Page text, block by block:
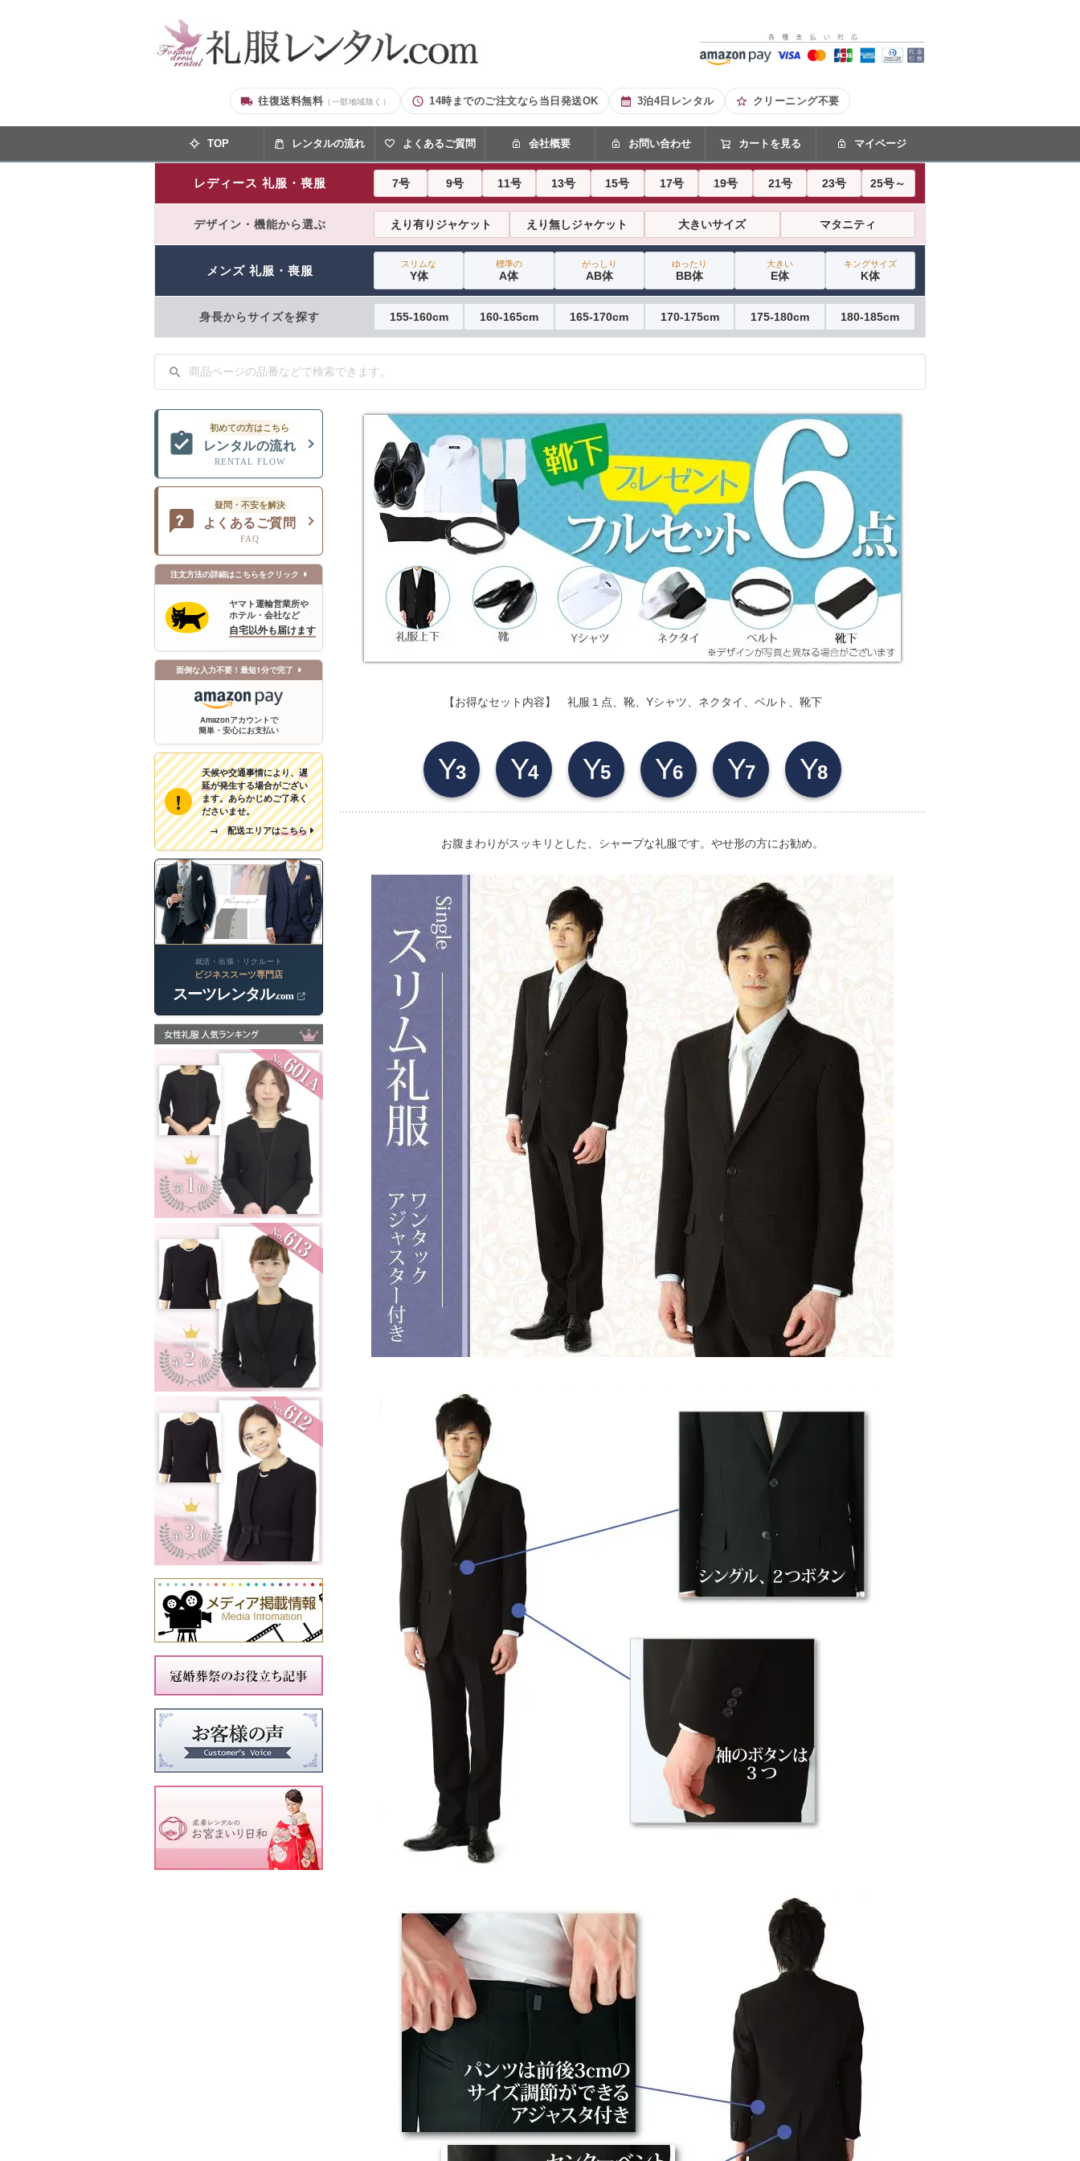
往復送料無料（一部地域除く） 14時までのご注文なら当日発送OK 3泊4日レンタル クリーニング不要
TOP レンタルの流れ よくあるご質問 会社概要 お問い合わせ カートを見る マイページ
レディース 礼服・喪服 7号 9号 11号 13号 15号 17号 19号 21号 23号 25号～
デザイン・機能から選ぶ えり有りジャケット えり無しジャケット 大きいサイズ マタニティ
メンズ 礼服・喪服 スリムな
Y体
標準の
A体
がっしり
AB体
ゆったり
BB体
大きい
E体
キングサイズ
K体
身長からサイズを探す 155-160cm 160-165cm 165-170cm 170-175cm 175-180cm 180-185cm
初めての方はこちら
レンタルの流れ
RENTAL FLOW
疑問・不安を解決
よくあるご質問
FAQ
注文方法の詳細はこちらをクリック
ヤマト運輸営業所や
ホテル・会社など
自宅以外も届けます
面倒な入力不要！最短1分で完了
Amazonアカウントで
簡単・安心にお支払い
!
天候や交通事情により、遅
延が発生する場合がござい
ます。あらかじめご了承く
ださいませ。
→ 配送エリアはこちら
就活・出張・リクルート
ビジネススーツ専門店
スーツレンタル.com
【お得なセット内容】 礼服１点、靴、Yシャツ、ネクタイ、ベルト、靴下
Y3 Y4 Y5 Y6 Y7 Y8
お腹まわりがスッキリとした、シャープな礼服です。やせ形の方にお勧め。